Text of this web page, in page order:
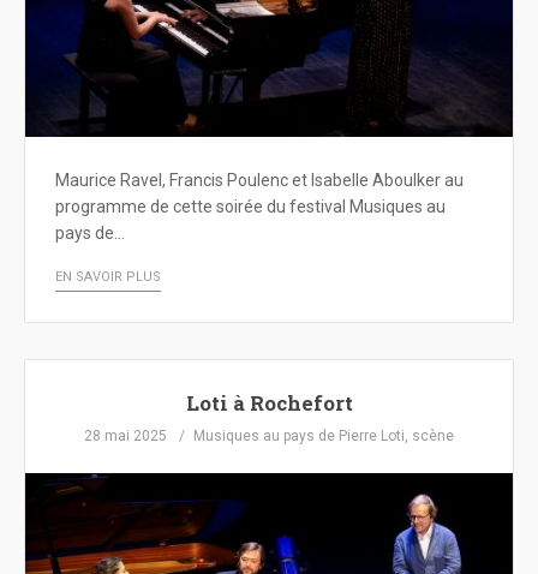
Maurice Ravel, Francis Poulenc et Isabelle Aboulker au
programme de cette soirée du festival Musiques au
pays de…
EN SAVOIR PLUS
Loti à Rochefort
28 mai 2025 Musiques au pays de Pierre Loti, scène